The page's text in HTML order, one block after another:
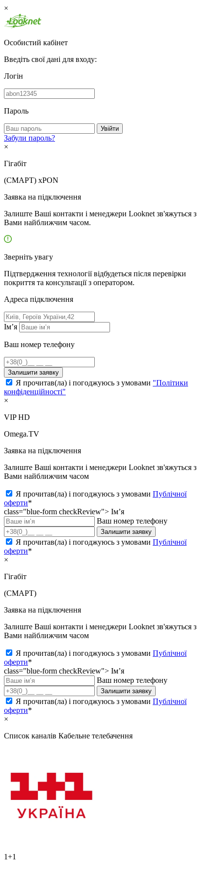
×
Особистий кабінет
Введіть свої дані для входу:
Логін
Пароль
Увійти
Забули пароль?
×
Гігабіт
(СМАРТ) xPON
Заявка на підключення
Залиште Ваші контакти і менеджери Looknet зв'яжуться з
Вами найближчим часом.
Зверніть увагу
Підтвердження технології відбудеться після перевірки
покриття та консультації з оператором.
Адресa підключення
Ім’я
Ваш номер телефону
Залишити заявку
Я прочитав(ла) і погоджуюсь з умовами "Політики
конфіденційності"
×
VIP HD
Omega.TV
Заявка на підключення
Залиште Ваші контакти і менеджери Looknet зв'яжуться з
Вами найближчим часом
Я прочитав(ла) і погоджуюсь з умовами Публічної
оферти*
class="blue-form checkReview"> Ім’я
Ваш номер телефону
Залишити заявку
Я прочитав(ла) і погоджуюсь з умовами Публічної
оферти*
×
Гігабіт
(СМАРТ)
Заявка на підключення
Залиште Ваші контакти і менеджери Looknet зв'яжуться з
Вами найближчим часом
Я прочитав(ла) і погоджуюсь з умовами Публічної
оферти*
class="blue-form checkReview"> Ім’я
Ваш номер телефону
Залишити заявку
Я прочитав(ла) і погоджуюсь з умовами Публічної
оферти*
×
Список каналів Кабельне телебачення
1+1